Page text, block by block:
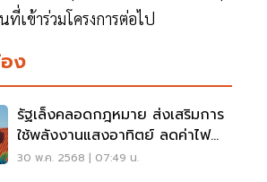
เข้าร่วมโครงการต่อไป
ง
รัฐเล็งคลอดกฎหมาย ส่งเสริมการ
ใช้พลังงานแสงอาทิตย์ ลดค่าไฟ
หนุนพลังงานสะอาด
30 พ.ค. 2568 | 07:49 น.